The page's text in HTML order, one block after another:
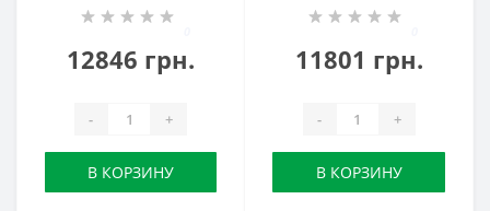
12846 грн.
- +
В КОРЗИНУ
11801 грн.
- +
В КОРЗИНУ